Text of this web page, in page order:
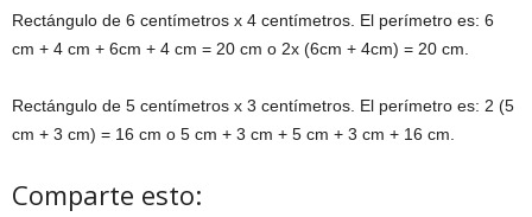
Rectángulo de 6 centímetros x 4 centímetros. El perímetro es: 6
cm + 4 cm + 6cm + 4 cm = 20 cm o 2x (6cm + 4cm) = 20 cm.
Rectángulo de 5 centímetros x 3 centímetros. El perímetro es: 2 (5
cm + 3 cm) = 16 cm o 5 cm + 3 cm + 5 cm + 3 cm + 16 cm.
Comparte esto: